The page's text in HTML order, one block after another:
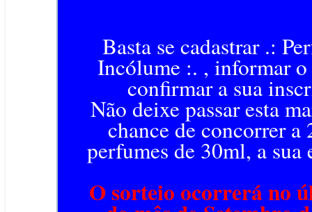
Basta se cadastrar .:
Incólume :. , informar
confirmar a sua
Não deixe passar esta
chance de concorrer a
perfumes de 30ml, a sua
O sorteio ocorrerá no